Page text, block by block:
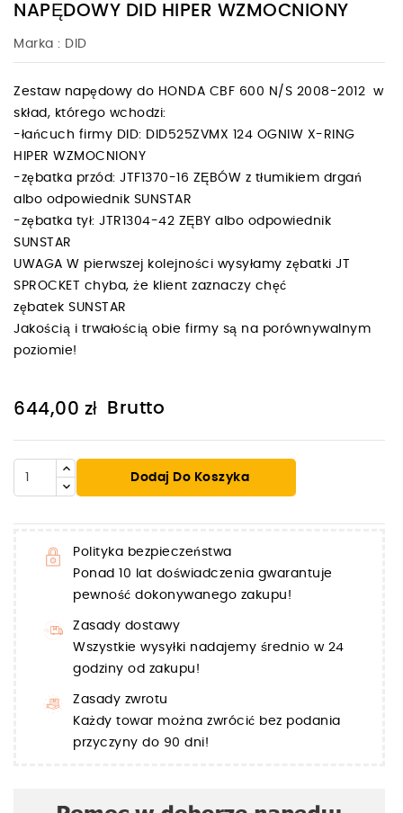
NAPĘDOWY DID HIPER WZMOCNIONY
Marka : DID
Zestaw napędowy do HONDA CBF 600 N/S 2008-2012 w
skład, którego wchodzi:
-łańcuch firmy DID: DID525ZVMX 124 OGNIW X-RING
HIPER WZMOCNIONY
-zębatka przód: JTF1370-16 ZĘBÓW z tłumikiem drgań
albo odpowiednik SUNSTAR
-zębatka tył: JTR1304-42 ZĘBY albo odpowiednik
SUNSTAR
UWAGA W pierwszej kolejności wysyłamy zębatki JT
SPROCKET chyba, że klient zaznaczy chęć
zębatek SUNSTAR
Jakością i trwałością obie firmy są na porównywalnym
poziomie!
644,00 zł Brutto
Dodaj Do Koszyka
Polityka bezpieczeństwa
Ponad 10 lat doświadczenia gwarantuje
pewność dokonywanego zakupu!
Zasady dostawy
Wszystkie wysyłki nadajemy średnio w 24
godziny od zakupu!
Zasady zwrotu
Każdy towar można zwrócić bez podania
przyczyny do 90 dni!